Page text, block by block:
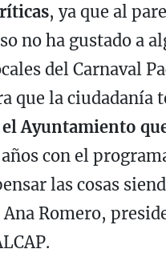
, ya que al
no ha gustado a
del Carnaval
que la ciudadanía
el Ayuntamiento
con el
las cosas
Romero,